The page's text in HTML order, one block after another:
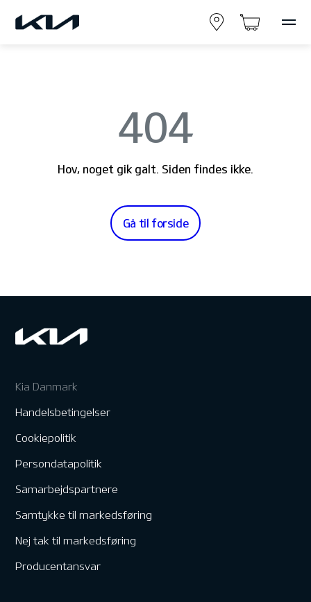
404
Hov, noget gik galt. Siden findes ikke.
Gå til forside
Kia Danmark
Handelsbetingelser
Cookiepolitik
Persondatapolitik
Samarbejdspartnere
Samtykke til markedsføring
Nej tak til markedsføring
Producentansvar